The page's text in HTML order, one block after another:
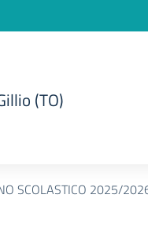
(TO)
SCOLASTICO 2025/